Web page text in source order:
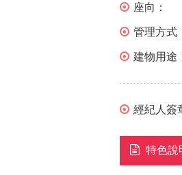
座向：
管理方式
建物用途
經紀人簽
特色說